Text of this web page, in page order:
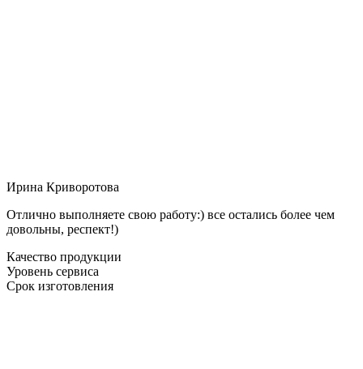
Ирина Криворотова
Отлично выполняете свою работу:) все остались более чем
довольны, респект!)
Качество продукции
Уровень сервиса
Срок изготовления